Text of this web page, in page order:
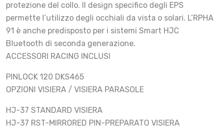
protezione del collo. Il design specifico degli EPS
permette l’utilizzo degli occhiali da vista o solari. L’RPHA
91 è anche predisposto per i sistemi Smart HJC
Bluetooth di seconda generazione.
ACCESSORI RACING INCLUSI
PINLOCK 120 DKS465
OPZIONI VISIERA / VISIERA PARASOLE
HJ-37 STANDARD VISIERA
HJ-37 RST-MIRRORED PIN-PREPARATO VISIERA